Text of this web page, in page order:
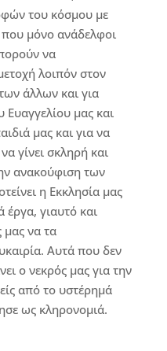
του κόσμου με
μόνο ανάδελφοι
να
λοιπόν στον
άλλων και για
μας και
μας και για να
γίνει σκληρή και
ανακούφιση των
η Εκκλησία μας
έργα, γιαυτό και
μας να τα
Αυτά που δεν
ο νεκρός μας για την
από το υστέρημά
ως κληρονομιά.